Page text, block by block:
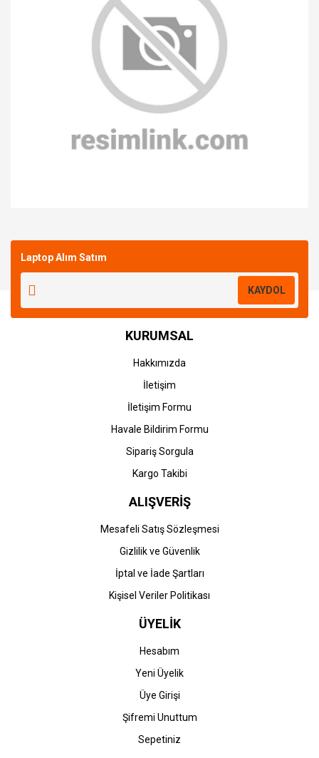
Laptop Alım Satım
KAYDOL
KURUMSAL
Hakkımızda
İletişim
İletişim Formu
Havale Bildirim Formu
Sipariş Sorgula
Kargo Takibi
ALIŞVERİŞ
Mesafeli Satış Sözleşmesi
Gizlilik ve Güvenlik
İptal ve İade Şartları
Kişisel Veriler Politikası
ÜYELİK
Hesabım
Yeni Üyelik
Üye Girişi
Şifremi Unuttum
Sepetiniz